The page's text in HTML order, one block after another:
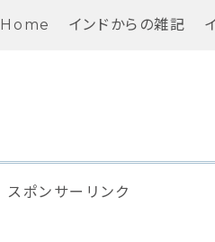
Home インドからの雑記
スポンサーリンク